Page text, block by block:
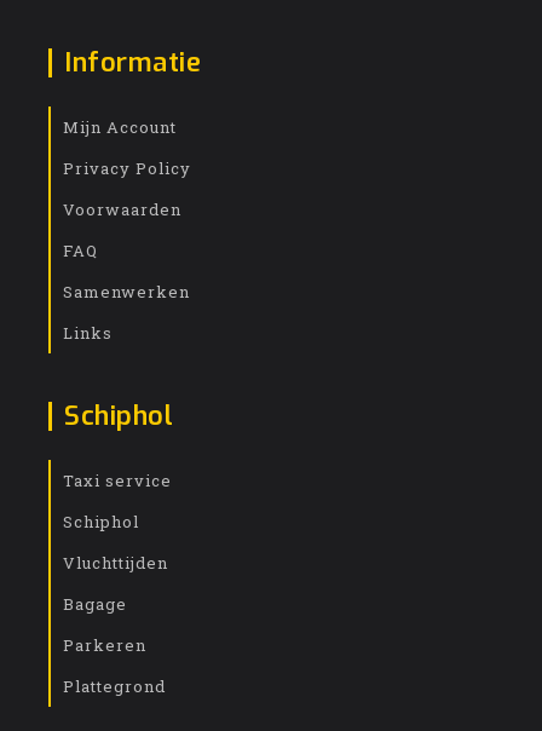
Informatie
Mijn Account
Privacy Policy
Voorwaarden
FAQ
Samenwerken
Links
Schiphol
Taxi service
Schiphol
Vluchttijden
Bagage
Parkeren
Plattegrond